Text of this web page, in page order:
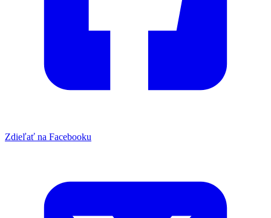
Zdieľať na Facebooku